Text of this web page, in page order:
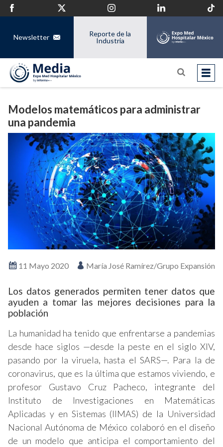
Newsletter
Reporte de la
Industria
Modelos matemáticos para administrar
una pandemia
11 Mayo 2020 María José Ramírez/Grupo Expansión
Los datos generados permiten tener datos que
ayuden a tomar las mejores decisiones para la
población
La humanidad ha tenido que enfrentarse a pandemias
desde hace siglos —desde la peste en el siglo XIV,
pasando por la viruela, hasta el SARS—. Para la de
coronavirus, que es la última que estamos viviendo, e
profesor Gustavo Cruz Pacheco, integrante del
Instituto de Investigaciones en Matemáticas
Aplicadas y en Sistemas (IIMAS) de la Universidad
Nacional Autónoma de México colaboró en el diseño
de un modelo que anticipa el comportamiento del